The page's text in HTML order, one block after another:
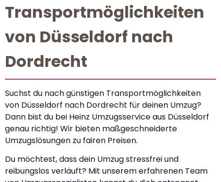
Transportmöglichkeiten
von Düsseldorf nach
Dordrecht
Suchst du nach günstigen Transportmöglichkeiten
von Düsseldorf nach Dordrecht für deinen Umzug?
Dann bist du bei Heinz Umzugsservice aus Düsseldorf
genau richtig! Wir bieten maßgeschneiderte
Umzugslösungen zu fairen Preisen.
Du möchtest, dass dein Umzug stressfrei und
reibungslos verläuft? Mit unserem erfahrenen Team